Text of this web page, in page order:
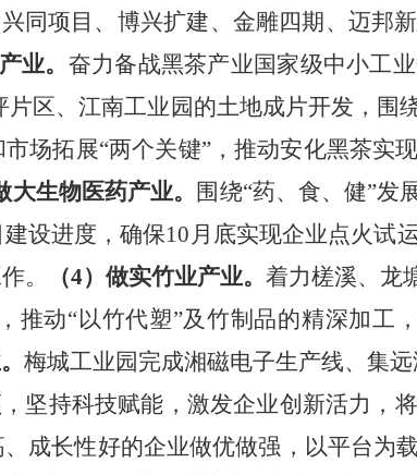
同项目、博兴扩建、金雕四期、迈邦
业。 奋力备战黑茶产业国家级中小工
片区、江南工业园的土地成片开发，围
场拓展“两个关键”，推动安化黑茶实
大生物医药产业。 围绕“药、食、健”发
设进度，确保10月底实现企业点火试
。
（4）做实竹业产业。 着力槎溪、龙
推动“以竹代塑”及竹制品的精深加
梅城工业园完成湘磁电子生产线、集
坚持科技赋能，激发企业创新活力，
成长性好的企业做优做强，以平台为